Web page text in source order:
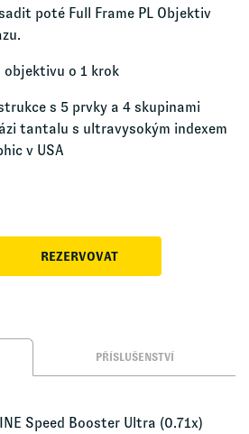
poté Full Frame PL Objektiv
objektivu o 1 krok
s 5 prvky a 4 skupinami
tantalu s ultravysokým indexem
v USA
REZERVOVAT
PŘÍSLUŠENSTVÍ
Speed Booster Ultra (0.71x)